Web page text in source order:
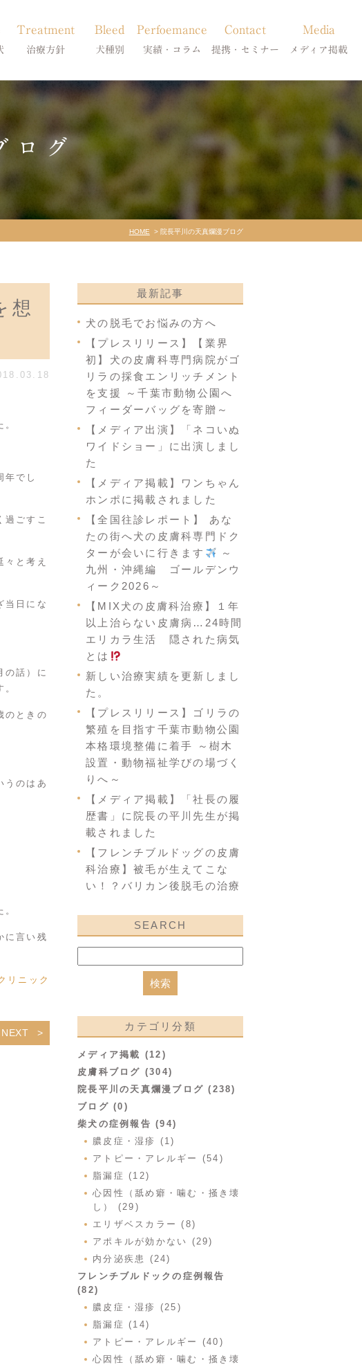
ー
X
皮膚病
Treatment
治療方針
改善・食事療法
Bleed
犬種別
柴犬の皮膚病
シーズーの皮膚病
フレンチブルドッグの皮膚病
トイプードルの皮膚病
Perfoemance
実績・コラム
症状別
コラム「皮膚科のいろは」
Contact
提携・セミナー
診療提携・セミナー開催
Media
メディア掲載
ログ
HOME 院長平川の天真爛漫ブログ
想
年でし
ごすこ
と考え
当日にな
の話）に
のときの
うのはあ
に言い残
リニック
NEXT
最新記事
犬の脱毛でお悩みの方へ
【プレスリリース】【業界
初】犬の皮膚科専門病院がゴ
リラの採食エンリッチメント
を支援 ～千葉市動物公園へ
フィーダーバッグを寄贈～
【メディア出演】「ネコいぬ
ワイドショー」に出演しまし
た
【メディア掲載】ワンちゃん
ホンポに掲載されました
【全国往診レポート】 あな
たの街へ犬の皮膚科専門ドク
ターが会いに行きます
～
九州・沖縄編 ゴールデンウ
ィーク2026～
【MIX犬の皮膚科治療】１年
以上治らない皮膚病…24時間
エリカラ生活 隠された病気
とは
新しい治療実績を更新しまし
た。
【プレスリリース】ゴリラの
繁殖を目指す千葉市動物公園
本格環境整備に着手 ～樹木
設置・動物福祉学びの場づく
りへ～
【メディア掲載】「社長の履
歴書」に院長の平川先生が掲
載されました
【フレンチブルドッグの皮膚
科治療】被毛が生えてこな
い！？バリカン後脱毛の治療
SEARCH
カテゴリ分類
メディア掲載 (12)
皮膚科ブログ (304)
院長平川の天真爛漫ブログ (238)
ブログ (0)
柴犬の症例報告 (94)
膿皮症・湿疹 (1)
アトピー・アレルギー (54)
脂漏症 (12)
心因性（舐め癖・噛む・掻き壊
し） (29)
エリザベスカラー (8)
アポキルが効かない (29)
内分泌疾患 (24)
フレンチブルドックの症例報告
(82)
膿皮症・湿疹 (25)
脂漏症 (14)
アトピー・アレルギー (40)
心因性（舐め癖・噛む・掻き壊